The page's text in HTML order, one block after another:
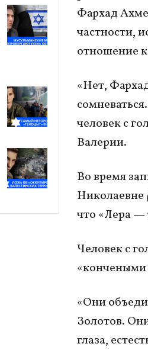
Фархад
частности,
отношение
«Нет,
человек с
Валерии.
Во время
Николаевне
что «Лера —
Человек с
«кончеными
«Они
Золотов.
глаза,